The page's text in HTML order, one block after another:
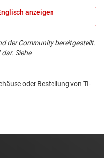
anzeigen
der Community bereitgestellt.
Siehe
oder Bestellung von TI-